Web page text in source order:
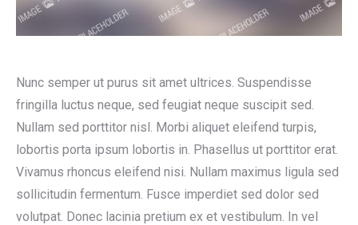
Nunc semper ut purus sit amet ultrices. Suspendisse
fringilla luctus neque, sed feugiat neque suscipit sed.
Nullam sed porttitor nisl. Morbi aliquet eleifend turpis,
lobortis porta ipsum lobortis in. Phasellus ut porttitor erat.
Vivamus rhoncus eleifend nisi. Nullam maximus ligula sed
sollicitudin fermentum. Fusce imperdiet sed dolor sed
volutpat. Donec lacinia pretium ex et vestibulum. In vel